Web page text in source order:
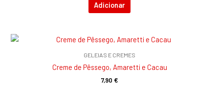
Adicionar
GELEIAS E CREMES
Creme de Pêssego, Amaretti e Cacau
7,90 €